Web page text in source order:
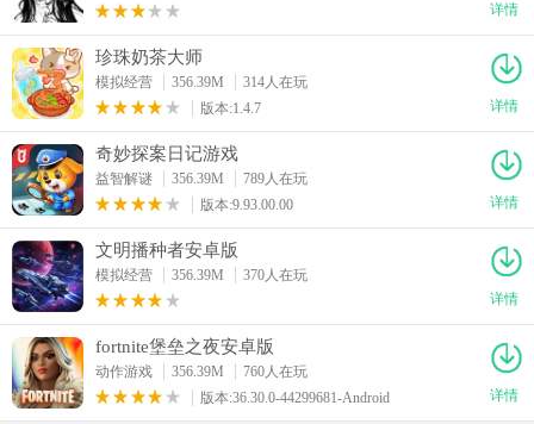
详情
珍珠奶茶大师
模拟经营 356.39M
314人在玩
版本:1.4.7
详情
奇妙探案日记游戏
益智解谜 356.39M
789人在玩
版本:9.93.00.00
详情
文明播种者安卓版
模拟经营 356.39M
370人在玩
详情
fortnite堡垒之夜安卓版
动作游戏 356.39M
760人在玩
版本:36.30.0-44299681-Android
详情